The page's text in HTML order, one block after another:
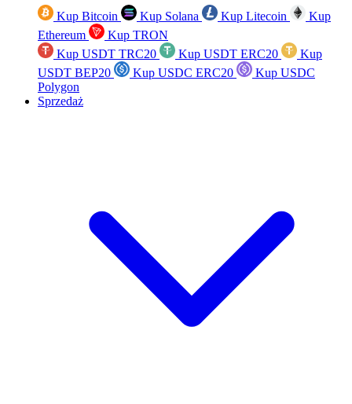
Kup Bitcoin Kup Solana Kup Litecoin
Kup
Ethereum
Kup TRON
Kup USDT TRC20
Kup USDT ERC20
Kup
USDT BEP20
Kup USDC ERC20
Kup USDC
Polygon
Sprzedaż